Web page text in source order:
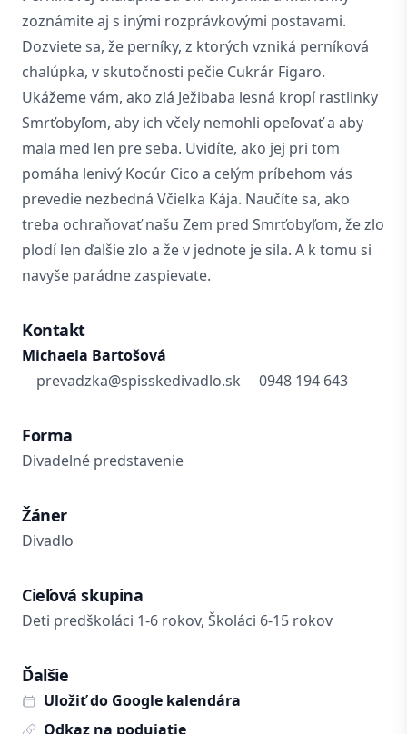
zoznámite aj s inými rozprávkovými postavami.
Dozviete sa, že perníky, z ktorých vzniká perníková
chalúpka, v skutočnosti pečie Cukrár Figaro.
Ukážeme vám, ako zlá Ježibaba lesná kropí rastlinky
Smrťobyľom, aby ich včely nemohli opeľovať a aby
mala med len pre seba. Uvidíte, ako jej pri tom
pomáha lenivý Kocúr Cico a celým príbehom vás
prevedie nezbedná Včielka Kája. Naučíte sa, ako
treba ochraňovať našu Zem pred Smrťobyľom, že zlo
plodí len ďalšie zlo a že v jednote je sila. A k tomu si
navyše parádne zaspievate.
Kontakt
Michaela Bartošová
prevadzka@spisskedivadlo.sk
0948 194 643
Forma
Divadelné predstavenie
Žáner
Divadlo
Cieľová skupina
Deti predškoláci 1-6 rokov, Školáci 6-15 rokov
Ďalšie
Uložiť do Google kalendára
Odkaz na podujatie